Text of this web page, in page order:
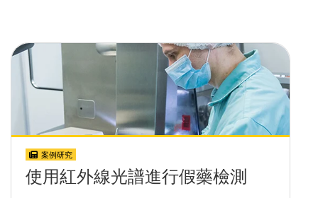
案例研究
使用紅外線光譜進行假藥檢測